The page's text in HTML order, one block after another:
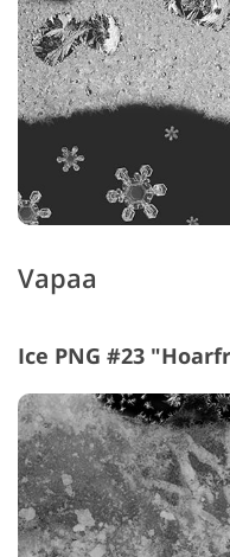
Vapaa
Ice PNG #23